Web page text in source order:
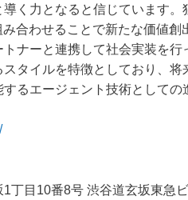
く力となると信じています
合わせることで新たな価値
ナーと連携して社会実装を
タイルを特徴としており、
るエージェント技術としての
丁目10番8号 渋谷道玄坂東急